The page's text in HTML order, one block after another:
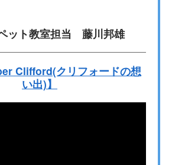
ット教室担当 藤川邦雄
Clifford(クリフォードの想
い出)】